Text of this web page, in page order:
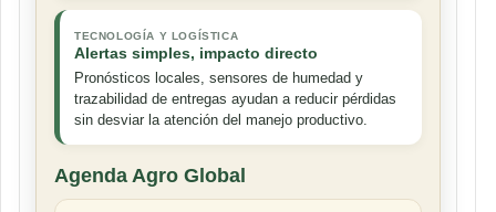
TECNOLOGÍA Y LOGÍSTICA
Alertas simples, impacto directo
Pronósticos locales, sensores de humedad y
trazabilidad de entregas ayudan a reducir pérdidas
sin desviar la atención del manejo productivo.
Agenda Agro Global